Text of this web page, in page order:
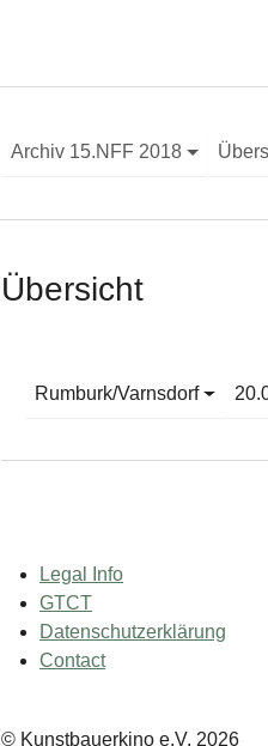
Archiv 15.NFF 2018
Übersicht
Rumburk/Varnsdorf
Legal Info
GTCT
Datenschutzerklärung
Contact
© Kunstbauerkino e.V. 2026